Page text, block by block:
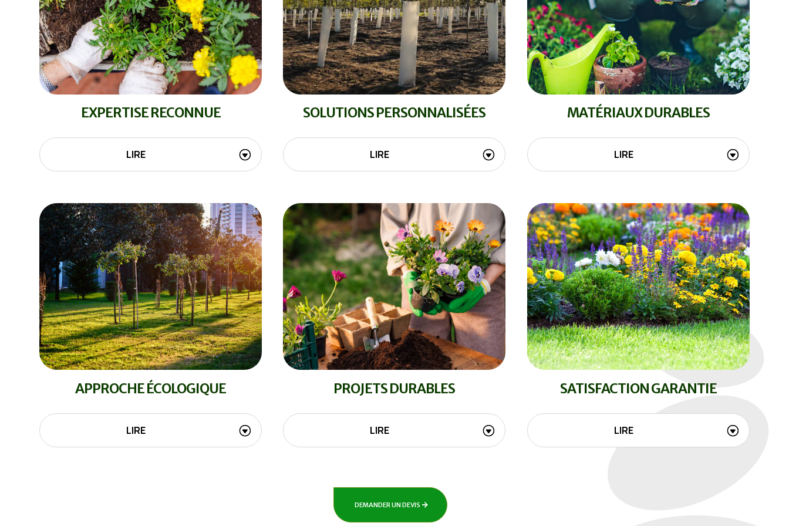
EXPERTISE RECONNUE
LIRE
SOLUTIONS PERSONNALISÉES
LIRE
MATÉRIAUX DURABLES
LIRE
APPROCHE ÉCOLOGIQUE
LIRE
PROJETS DURABLES
LIRE
SATISFACTION GARANTIE
LIRE
DEMANDER UN DEVIS